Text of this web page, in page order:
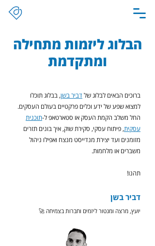
הבלוג ליזמות מתחילה
ומתקדמת
ברוכים הבאים לבלוג שלדביר בשן, בבלוג תוכלו
למצוא שפע של ידע וכלים פרקטיים בעולם העסקים.
החל משלב הקמת העסק או סטארטאפ ל-תוכנית
עסקית, פיתוח עסקי, סקירת שוק, איך בונים תזרים
מזומנים ועד יצירת מנדייסט מנצח ואפילו ניהול
משברים או מלחמות.
תהנו!
דביר בשן
יועץ, מרצה ומנטור ליזמים וחברות בצמיחה 🚀